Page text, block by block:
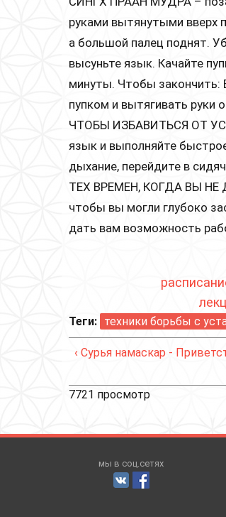
руками вытянутыми вверх
а большой палец поднят.
высуньте язык. Качайте
минуты. Чтобы закончить:
пупком и вытягивать руки
ЧТОБЫ ИЗБАВИТЬСЯ ОТ
язык и выполняйте
дыхание, перейдите в
ТЕХ ВРЕМЕН, КОГДА ВЫ НЕ
чтобы вы могли глубоко
дать вам возможность
Теги: техники борьбы с
‹ Сурья намаскар -
7721 просмотр
мы в соц.сетях